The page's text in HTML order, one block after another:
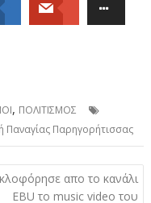
, ΠΟΛΙΤΙΣΜΟΣ
Παναγίας Παρηγορήτισσας
απο το κανάλι
EBU το music video του